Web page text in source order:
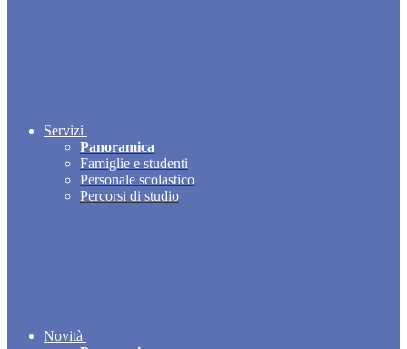
Servizi
Panoramica
Famiglie e studenti
Personale scolastico
Percorsi di studio
Novità